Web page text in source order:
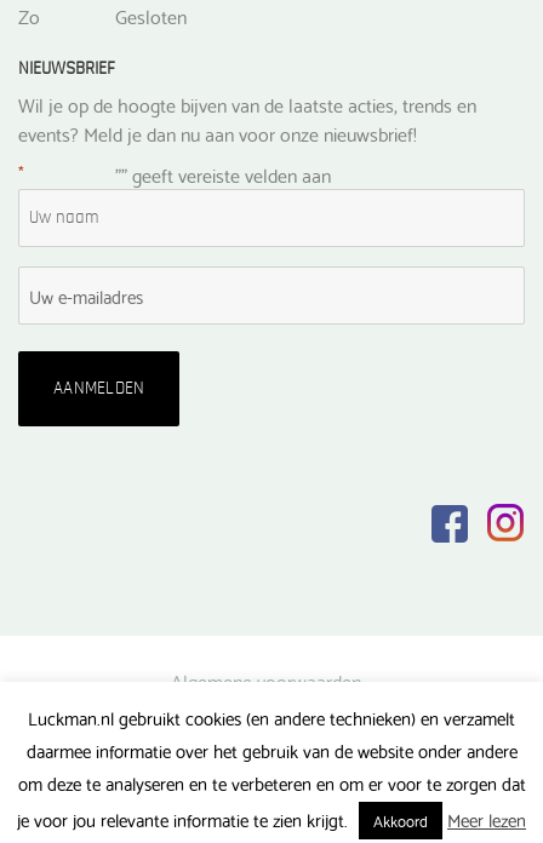
Zo
Gesloten
NIEUWSBRIEF
Wil je op de hoogte bijven van de laatste acties, trends en
events? Meld je dan nu aan voor onze nieuwsbrief!
"
* " geeft vereiste velden aan
Algemene voorwaarden
Privacy verklaring
Veel gestelde vragen
Luckman.nl gebruikt cookies (en andere technieken) en verzamelt
daarmee informatie over het gebruik van de website onder andere
om deze te analyseren en te verbeteren en om er voor te zorgen dat
je voor jou relevante informatie te zien krijgt.
Akkoord Meer lezen